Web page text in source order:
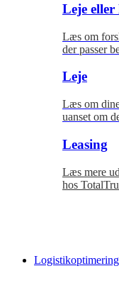
Leje eller
Læs om
der passer
Leje
Læs om
uanset om
Leasing
Læs mere
hos
Logistikoptimering